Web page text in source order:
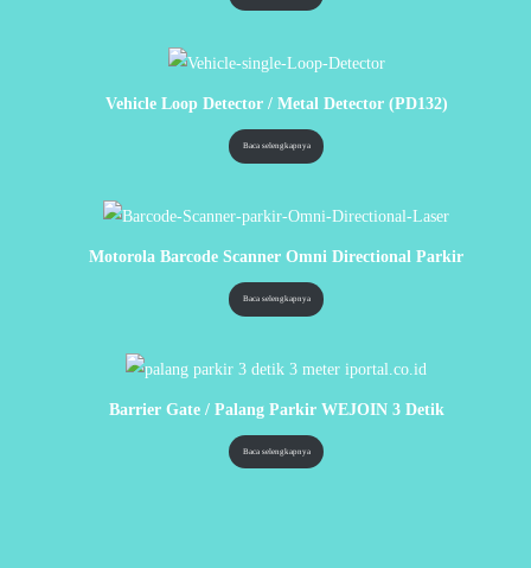
Vehicle Loop Detector / Metal Detector (PD132)
Baca selengkapnya
Motorola Barcode Scanner Omni Directional Parkir
Baca selengkapnya
Barrier Gate / Palang Parkir WEJOIN 3 Detik
Baca selengkapnya